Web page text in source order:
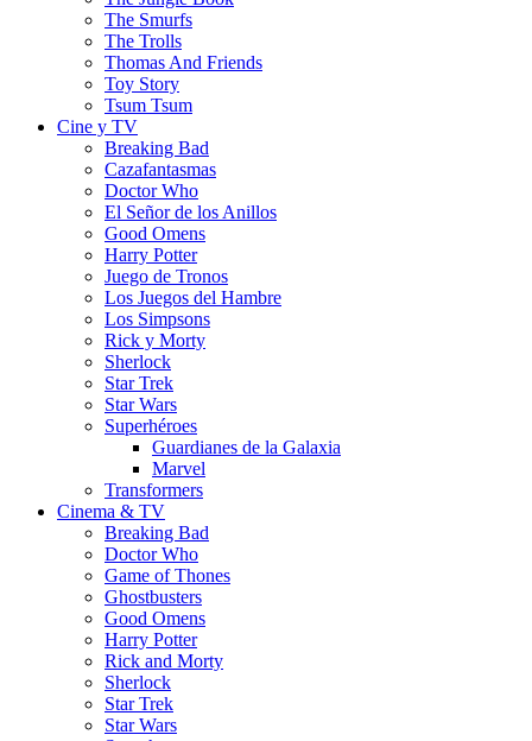
The Smurfs
The Trolls
Thomas And Friends
Toy Story
Tsum Tsum
Cine y TV
Breaking Bad
Cazafantasmas
Doctor Who
El Señor de los Anillos
Good Omens
Harry Potter
Juego de Tronos
Los Juegos del Hambre
Los Simpsons
Rick y Morty
Sherlock
Star Trek
Star Wars
Superhéroes
Guardianes de la Galaxia
Marvel
Transformers
Cinema & TV
Breaking Bad
Doctor Who
Game of Thones
Ghostbusters
Good Omens
Harry Potter
Rick and Morty
Sherlock
Star Trek
Star Wars